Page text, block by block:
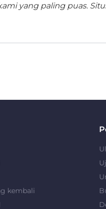
yang paling puas.
kembali